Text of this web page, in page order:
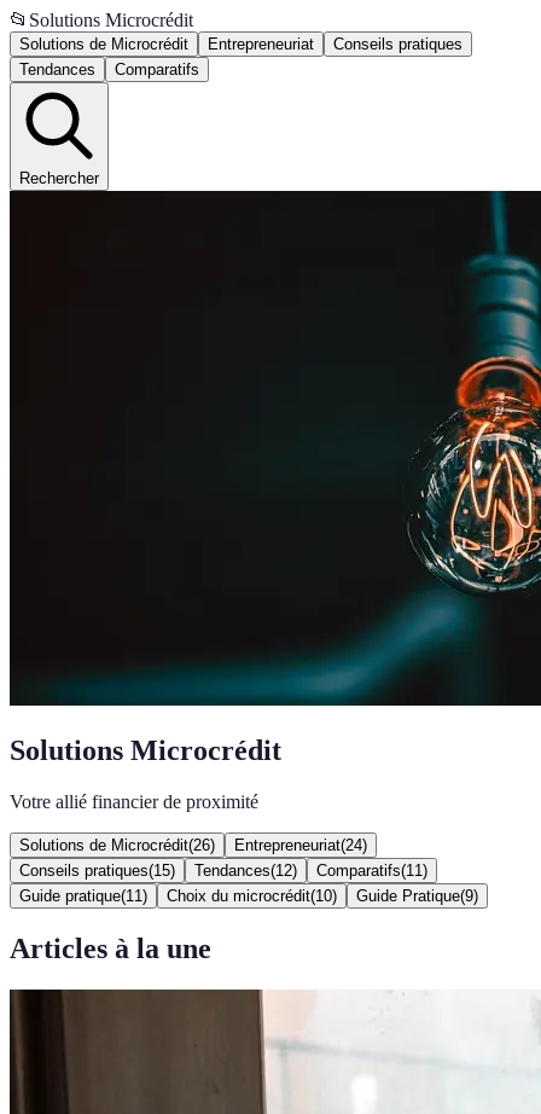
📂 Solutions Microcrédit
Solutions de Microcrédit Entrepreneuriat
Conseils pratiques
Tendances
Comparatifs
Rechercher
Solutions Microcrédit
Votre allié financier de proximité
Solutions de Microcrédit(26) Entrepreneuriat(24)
Conseils pratiques(15) Tendances(12) Comparatifs(11 )
Guide pratique(11 ) Choix du microcrédit(10) Guide Pratique(9)
Articles à la une